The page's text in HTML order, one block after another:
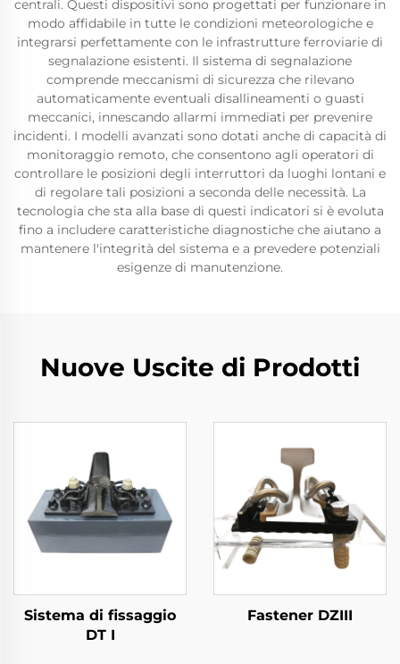
centrali. Questi dispositivi sono progettati per funzionare in
modo affidabile in tutte le condizioni meteorologiche e
integrarsi perfettamente con le infrastrutture ferroviarie di
segnalazione esistenti. Il sistema di segnalazione
comprende meccanismi di sicurezza che rilevano
automaticamente eventuali disallineamenti o guasti
meccanici, innescando allarmi immediati per prevenire
incidenti. I modelli avanzati sono dotati anche di capacità di
monitoraggio remoto, che consentono agli operatori di
controllare le posizioni degli interruttori da luoghi lontani e
di regolare tali posizioni a seconda delle necessità. La
tecnologia che sta alla base di questi indicatori si è evoluta
fino a includere caratteristiche diagnostiche che aiutano a
mantenere l'integrità del sistema e a prevedere potenziali
esigenze di manutenzione.
Nuove Uscite di Prodotti
Sistema di fissaggio
DT I
Fastener DZIII